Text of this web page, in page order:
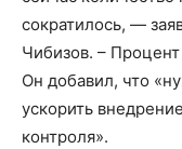
сократилось, —
Чибизов. –
Он добавил, что
ускорить
контроля».